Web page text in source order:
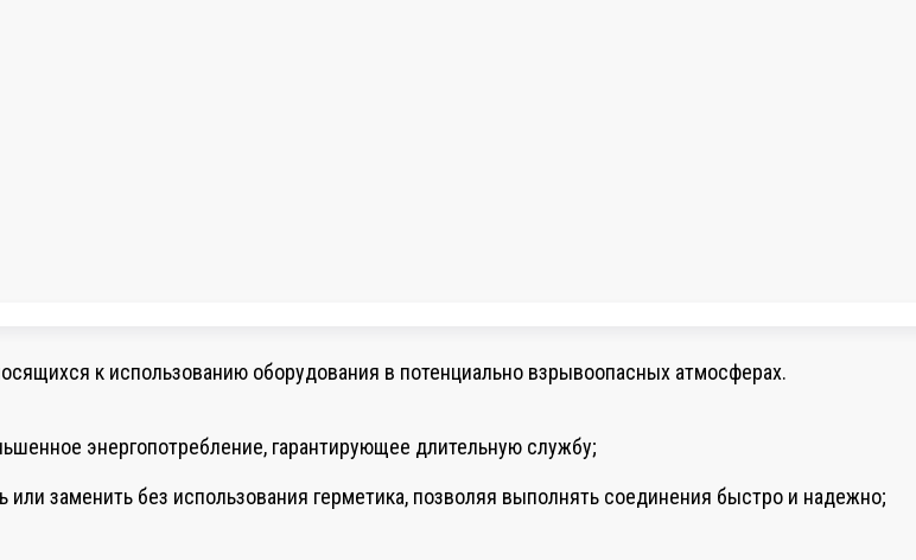
к использованию оборудования в потенциально взрывоопасных атмосферах.
энергопотребление, гарантирующее длительную службу;
заменить без использования герметика, позволяя выполнять соединения быстро и надежно;